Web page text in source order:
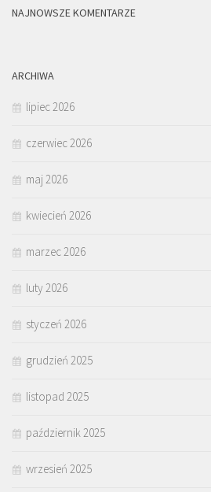
NAJNOWSZE KOMENTARZE
ARCHIWA
lipiec 2026
czerwiec 2026
maj 2026
kwiecień 2026
marzec 2026
luty 2026
styczeń 2026
grudzień 2025
listopad 2025
październik 2025
wrzesień 2025